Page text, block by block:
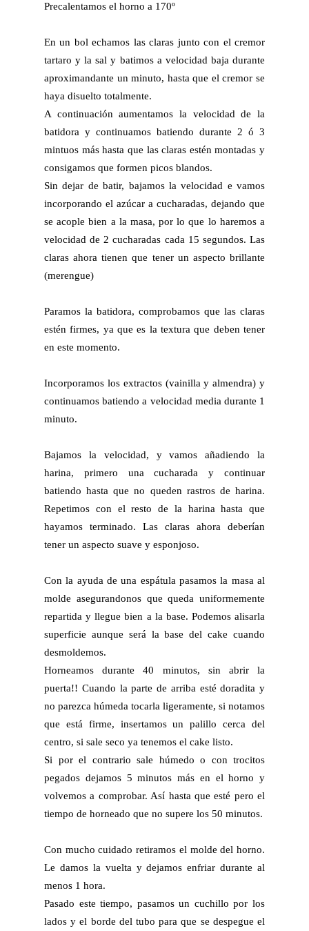
Precalentamos el horno a 170º
En un bol echamos las claras junto con el cremor
tartaro y la sal y batimos a velocidad baja durante
aproximandante un minuto, hasta que el cremor se
haya disuelto totalmente.
A continuación aumentamos la velocidad de la
batidora y continuamos batiendo durante 2 ó 3
mintuos más hasta que las claras estén montadas y
consigamos que formen picos blandos.
Sin dejar de batir, bajamos la velocidad e vamos
incorporando el azúcar a cucharadas, dejando que
se acople bien a la masa, por lo que lo haremos a
velocidad de 2 cucharadas cada 15 segundos. Las
claras ahora tienen que tener un aspecto brillante
(merengue)
Paramos la batidora, comprobamos que las claras
estén firmes, ya que es la textura que deben tener
en este momento.
Incorporamos los extractos (vainilla y almendra) y
continuamos batiendo a velocidad media durante 1
minuto.
Bajamos la velocidad, y vamos añadiendo la
harina, primero una cucharada y continuar
batiendo hasta que no queden rastros de harina.
Repetimos con el resto de la harina hasta que
hayamos terminado. Las claras ahora deberían
tener un aspecto suave y esponjoso.
Con la ayuda de una espátula pasamos la masa al
molde asegurandonos que queda uniformemente
repartida y llegue bien a la base. Podemos alisarla
superficie aunque será la base del cake cuando
desmoldemos.
Horneamos durante 40 minutos, sin abrir la
puerta!! Cuando la parte de arriba esté doradita y
no parezca húmeda tocarla ligeramente, si notamos
que está firme, insertamos un palillo cerca del
centro, si sale seco ya tenemos el cake listo.
Si por el contrario sale húmedo o con trocitos
pegados dejamos 5 minutos más en el horno y
volvemos a comprobar. Así hasta que esté pero el
tiempo de horneado que no supere los 50 minutos.
Con mucho cuidado retiramos el molde del horno.
Le damos la vuelta y dejamos enfriar durante al
menos 1 hora.
Pasado este tiempo, pasamos un cuchillo por los
lados y el borde del tubo para que se despegue el